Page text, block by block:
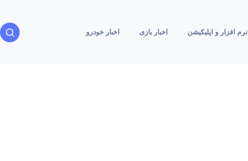
نرم افزار و اپلیکیشن اخبار بازی اخبار خودرو